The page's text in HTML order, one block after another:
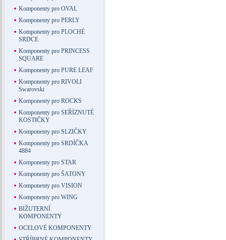
Komponenty pro OVAL
Komponenty pro PERLY
Komponenty pro PLOCHÉ
SRDCE
Komponenty pro PRINCESS
SQUARE
Komponenty pro PURE LEAF
Komponenty pro RIVOLI
Swarovski
Komponenty pro ROCKS
Komponenty pro SEŘÍZNUTÉ
KOSTIČKY
Komponenty pro SLZIČKY
Komponenty pro SRDÍČKA
4884
Komponenty pro STAR
Komponenty pro ŠATONY
Komponenty pro VISION
Komponenty pro WING
BIŽUTERNÍ
KOMPONENTY
OCELOVÉ KOMPONENTY